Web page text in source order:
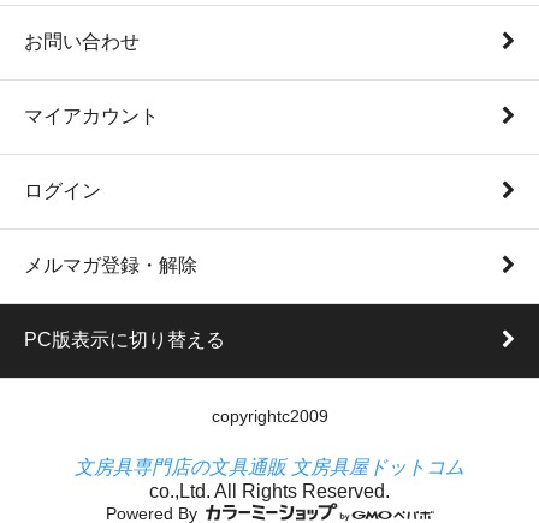
お問い合わせ
マイアカウント
ログイン
メルマガ登録・解除
PC版表示に切り替える
copyrightc2009
文房具専門店の文具通販 文房具屋ドットコム
co.,Ltd. All Rights Reserved.
Powered By